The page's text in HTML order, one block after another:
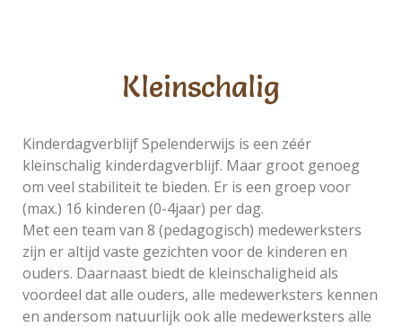
Kleinschalig
Kinderdagverblijf Spelenderwijs is een zéér
kleinschalig kinderdagverblijf. Maar groot genoeg
om veel stabiliteit te bieden. Er is een groep voor
(max.) 16 kinderen (0-4jaar) per dag.
Met een team van 8 (pedagogisch) medewerksters
zijn er altijd vaste gezichten voor de kinderen en
ouders. Daarnaast biedt de kleinschaligheid als
voordeel dat alle ouders, alle medewerksters kennen
en andersom natuurlijk ook alle medewerksters alle